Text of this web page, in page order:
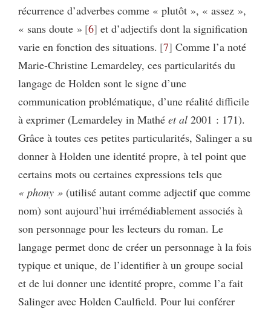
récurrence d’adverbes comme « plutôt », « assez »,
« sans doute » 6 et d’adjectifs dont la signification
varie en fonction des situations. 7 Comme l’a noté
Marie-Christine Lemardeley, ces particularités du
langage de Holden sont le signe d’une
communication problématique, d’une réalité difficile
à exprimer (Lemardeley in Mathé et al 2001 : 171).
Grâce à toutes ces petites particularités, Salinger a su
donner à Holden une identité propre, à tel point que
certains mots ou certaines expressions tels que
« phony » (utilisé autant comme adjectif que comme
nom) sont aujourd’hui irrémédiablement associés à
son personnage pour les lecteurs du roman. Le
langage permet donc de créer un personnage à la fois
typique et unique, de l’identifier à un groupe social
et de lui donner une identité propre, comme l’a fait
Salinger avec Holden Caulfield. Pour lui conférer